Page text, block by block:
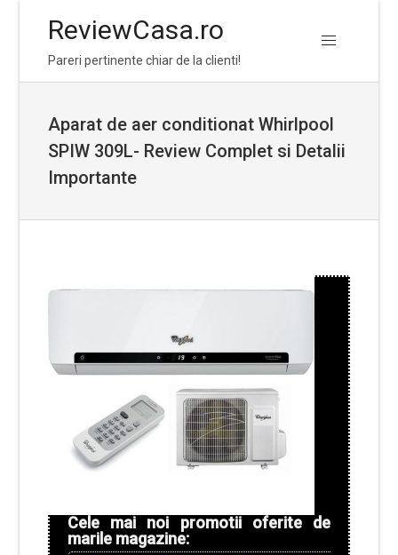
ReviewCasa.ro
Pareri pertinente chiar de la clienti!
Aparat de aer conditionat Whirlpool
SPIW 309L- Review Complet si Detalii
Importante
Cele mai noi promotii oferite de
marile magazine: